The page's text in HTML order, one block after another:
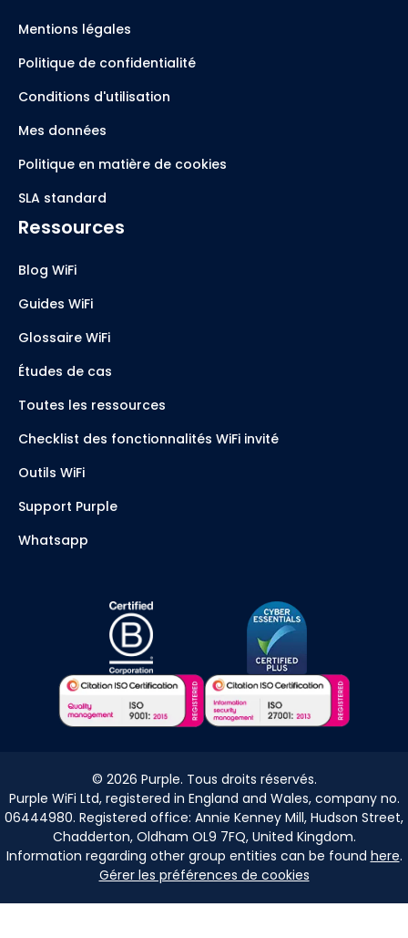
Mentions légales
Politique de confidentialité
Conditions d'utilisation
Mes données
Politique en matière de cookies
SLA standard
Ressources
Blog WiFi
Guides WiFi
Glossaire WiFi
Études de cas
Toutes les ressources
Checklist des fonctionnalités WiFi invité
Outils WiFi
Support Purple
Whatsapp
© 2026 Purple. Tous droits réservés.
Purple WiFi Ltd, registered in England and Wales, company no.
06444980. Registered office: Annie Kenney Mill, Hudson Street,
Chadderton, Oldham OL9 7FQ, United Kingdom.
Information regarding other group entities can be found here.
Gérer les préférences de cookies